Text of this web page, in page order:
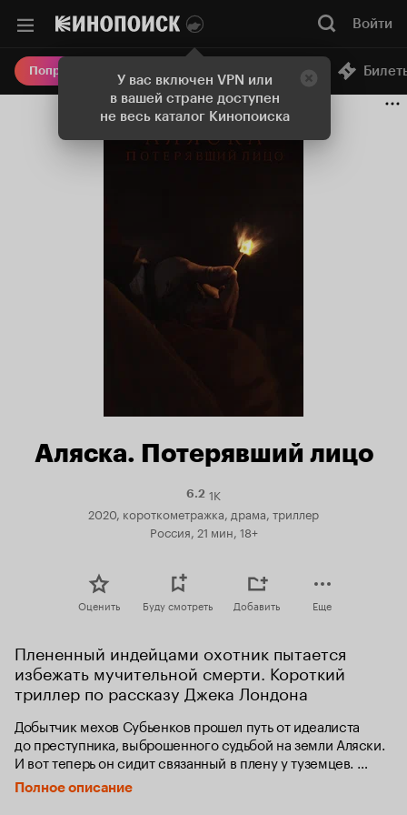
У вас включен VPN или
в вашей стране доступен
не весь каталог Кинопоиска
Войти
Попробовать Плюс Онлайн-кинотеатр
Аляска. Потерявший лицо
6.2Рейтинг
1K
2020, короткометражка, драма, триллер
Россия, 21 мин, 18+
Оценить Буду смотреть Добавить Еще
Плененный индейцами охотник пытается
избежать мучительной смерти. Короткий
триллер по рассказу Джека Лондона
Добытчик мехов Субьенков прошел путь от идеалиста
до преступника, выброшенного судьбой на земли Аляски.
И вот теперь он сидит связанный в плену у туземцев.
А возле него корчится от боли «Большой Иван», человек,
которого он считал человеком без нервов. Субьенков
Полное описание